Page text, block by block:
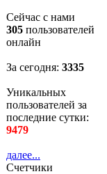
Сейчас с нами
305 пользователей
онлайн
За сегодня: 3335
Уникальных
пользователей за
последние сутки:
9479
далее...
Счетчики